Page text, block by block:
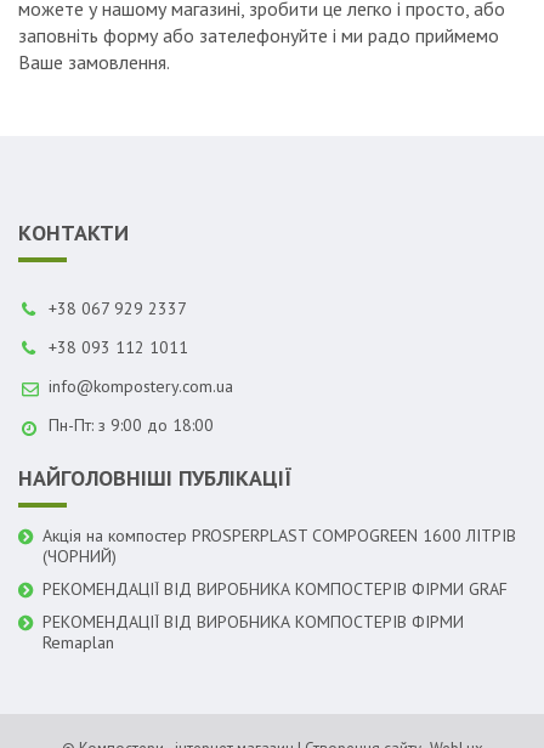
можете у нашому магазині, зробити це легко і просто, або
заповніть форму або зателефонуйте і ми радо приймемо
Ваше замовлення.
КОНТАКТИ
+38 067 929 2337
+38 093 112 1011
info@kompostery.com.ua
Пн-Пт: з 9:00 до 18:00
НАЙГОЛОВНІШІ ПУБЛІКАЦІЇ
Акція на компостер PROSPERPLAST COMPOGREEN 1600 ЛІТРІВ
(ЧОРНИЙ)
РЕКОМЕНДАЦІЇ ВІД ВИРОБНИКА КОМПОСТЕРІВ ФІРМИ GRAF
РЕКОМЕНДАЦІЇ ВІД ВИРОБНИКА КОМПОСТЕРІВ ФІРМИ
Remaplan